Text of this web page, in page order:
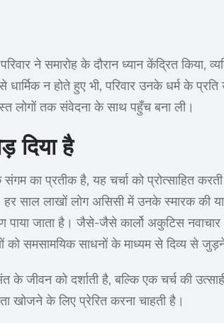
ने समारोह के दौरान ध्यान केंद्रित किया,
न होते हुए भी, परिवार उनके धर्म के
लोगों तक संवेदना के साथ पहुँच बना ली।
दिया है
संगम का प्रतीक है, यह चर्चा को प्रोत्साहित
साल लाखों लोग असिसी में उनके स्मारक की
जाता है। जैसे-जैसे कार्लो अकुटिस
को समसामयिक साधनों के माध्यम से दिव्य से
जीवन को दर्शाती है, बल्कि एक चर्च की
खोजने के लिए प्रेरित करना चाहती है।